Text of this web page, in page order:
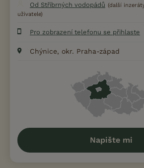
Od Stříbrných vodopádů (další
uživatele)
Pro zobrazení telefonu se přihlaste
Chýnice, okr. Praha-západ
Napište mi